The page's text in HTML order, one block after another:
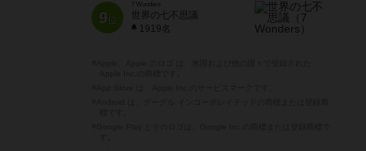
9位
7 Wonders
世界の七不思議
1919名